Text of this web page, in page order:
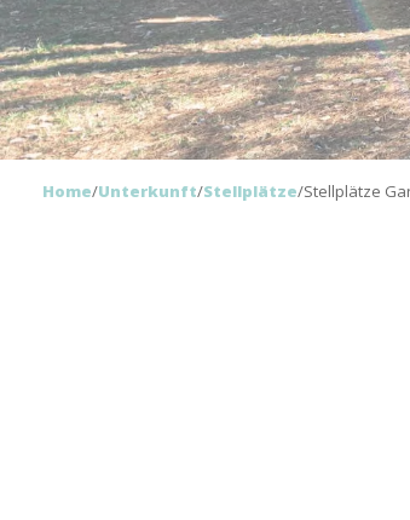
Home/Unterkunft/Stellplätze/Stellplätze